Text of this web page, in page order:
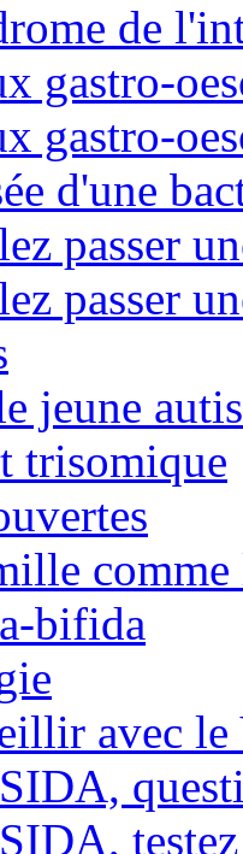
de
gastro-
gastro-
d'une
passer
passer
jeune
trisomique
comme
bifida
avec
testez